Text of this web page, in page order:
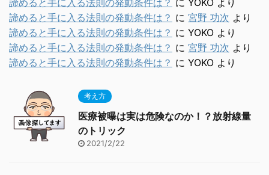
諦めると手に入る法則の発動条件は？ に YOKO より
諦めると手に入る法則の発動条件は？ に 宮野 功次 より
諦めると手に入る法則の発動条件は？ に YOKO より
諦めると手に入る法則の発動条件は？ に 宮野 功次 より
諦めると手に入る法則の発動条件は？ に YOKO より
考え方
医療被曝は実は危険なのか！？放射線量
のトリック
2021/2/22